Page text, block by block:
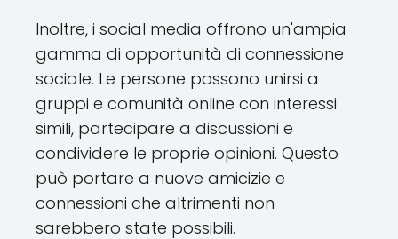
Inoltre, i social media offrono un'ampia
gamma di opportunità di connessione
sociale. Le persone possono unirsi a
gruppi e comunità online con interessi
simili, partecipare a discussioni e
condividere le proprie opinioni. Questo
può portare a nuove amicizie e
connessioni che altrimenti non
sarebbero state possibili.